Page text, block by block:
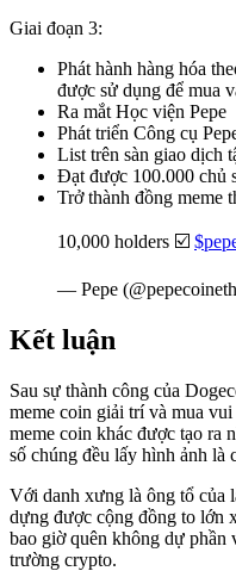
Giai đoạn 3:
Phát hành hàng hóa
được sử dụng để mua
Ra mắt Học viện Pepe
Phát triển Công cụ
List trên sàn giao dịch
Đạt được 100.000 chủ
Trở thành đồng meme
10,000 holders ☑️
— Pepe
Kết luận
Sau sự thành công của
meme coin giải trí và mua
meme coin khác được tạo ra
số chúng đều lấy hình ảnh là
Với danh xưng là ông tổ của
dựng được cộng đồng to lớn
bao giờ quên không dự phần
trường crypto.